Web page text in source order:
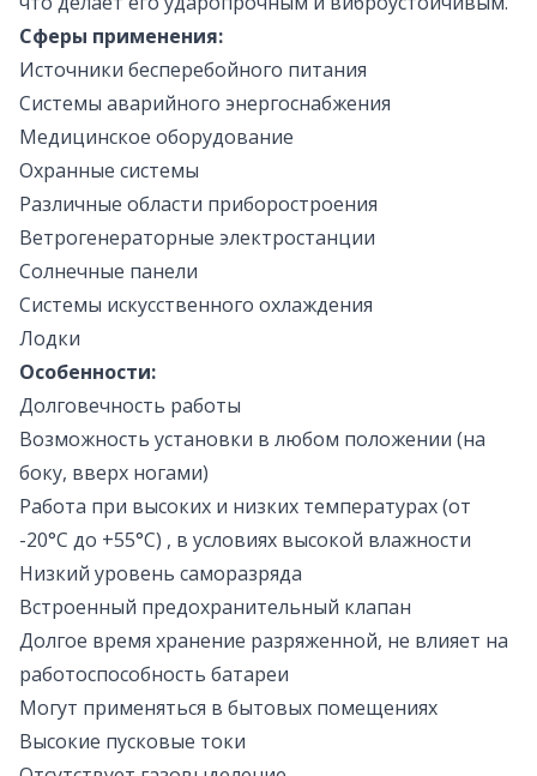
Cферы применения:
Источники бесперебойного питания
Системы аварийного энергоснабжения
Медицинское оборудование
Охранные системы
Различные области приборостроения
Ветрогенераторные электростанции
Солнечные панели
Системы искусственного охлаждения
Лодки
Особенности:
Долговечность работы
Возможность установки в любом положении (на
боку, вверх ногами)
Работа при высоких и низких температурах (от
-20°C до +55°C) , в условиях высокой влажности
Низкий уровень саморазряда
Встроенный предохранительный клапан
Долгое время хранение разряженной, не влияет на
работоспособность батареи
Могут применяться в бытовых помещениях
Высокие пусковые токи